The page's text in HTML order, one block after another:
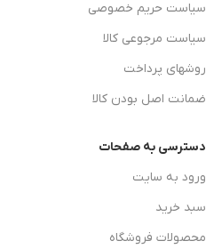
سیاست حریم خصوصی
سیاست مرجوعی کالا
روشهای پرداخت
ضمانت اصل بودن کالا
دسترسی به صفحات
ورود به سایت
سبد خرید
محصولات فروشگاه